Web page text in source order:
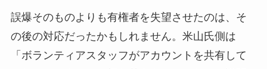
誤爆そのものよりも有権者を失望させたのは、そ
の後の対応だったかもしれません。米山氏側は
「ボランティアスタッフがアカウントを共有して